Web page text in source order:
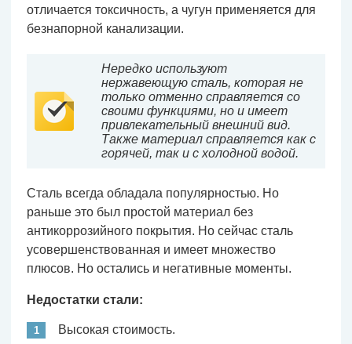
отличается токсичность, а чугун применяется для
безнапорной канализации.
Нередко используют
нержавеющую сталь, которая не
только отменно справляется со
своими функциями, но и имеет
привлекательный внешний вид.
Также материал справляется как с
горячей, так и с холодной водой.
Сталь всегда обладала популярностью. Но
раньше это был простой материал без
антикоррозийного покрытия. Но сейчас сталь
усовершенствованная и имеет множество
плюсов. Но остались и негативные моменты.
Недостатки стали:
Высокая стоимость.